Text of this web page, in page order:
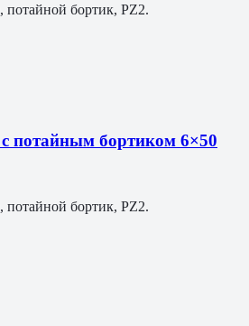
потайной бортик, PZ2.
потайным бортиком 6×50
потайной бортик, PZ2.